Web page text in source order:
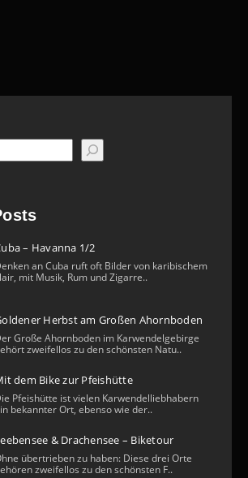
– Havanna 1/2
an Cuba ruft oft Bilder von karibischem
mit Musik, Rum und Zigarre..
Herbst am Großen Ahornboden
Große Ahornboden im Karwendelgebirge
zweifellos zu den schönsten Natu..
dem Bike zur Pfeishütte
Pfeishütte ist vielen Karwendelliebhabern
bekannter Ort, ebenso wie der..
& Drachensee – Biketour
übertrieben zu haben: Diese drei Orte
zweifellos zu den schönsten F..